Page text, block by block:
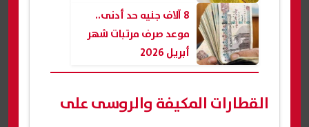
8 آلاف جنيه حد أدنى..
موعد صرف مرتبات شهر
أبريل 2026
القطارات المكيفة والروسى على